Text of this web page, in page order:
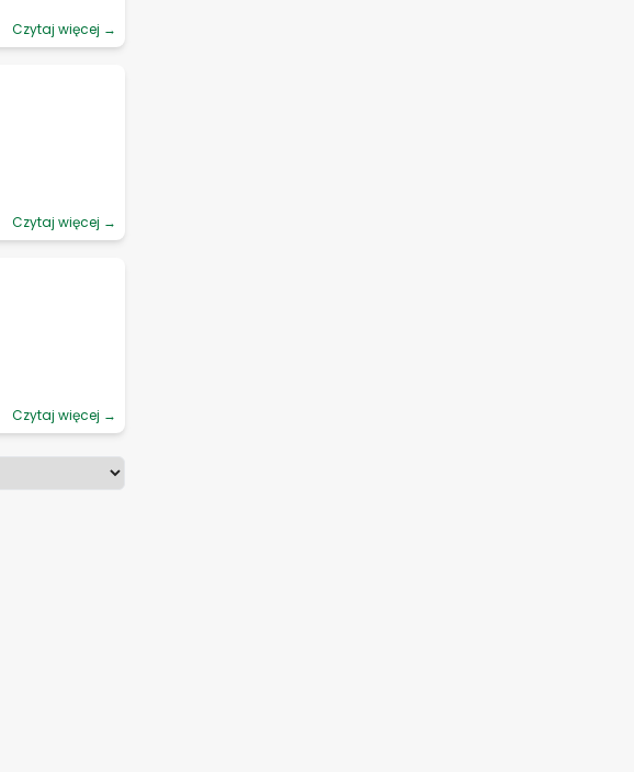
Czytaj więcej →
Czytaj więcej →
Czytaj więcej →